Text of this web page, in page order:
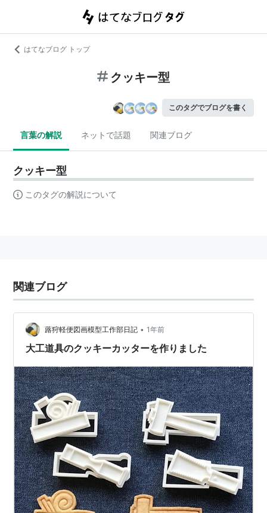
はてなブログ トップ
クッキー型
このタグでブログを書く
言葉の解説 ネットで話題 関連ブログ
クッキー型
このタグの解説について
関連ブログ
蕗狩軽便図画模型工作部日記 • 1年前
大工道具のクッキーカッターを作りました